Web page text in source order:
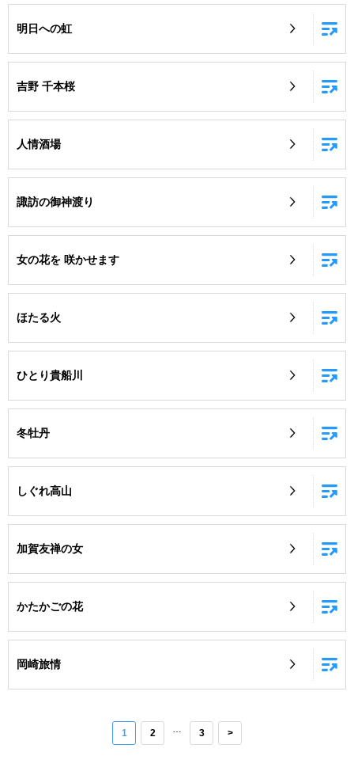
明日への虹
吉野 千本桜
人情酒場
諏訪の御神渡り
女の花を 咲かせます
ほたる火
ひとり貴船川
冬牡丹
しぐれ高山
加賀友禅の女
かたかごの花
岡崎旅情
1 2 3 >